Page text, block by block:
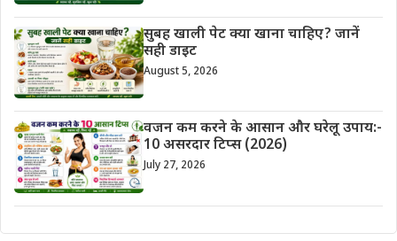
सुबह खाली पेट क्या खाना चाहिए? जानें
सही डाइट
August 5, 2026
वजन कम करने के आसान और घरेलू उपाय:-
10 असरदार टिप्स (2026)
July 27, 2026